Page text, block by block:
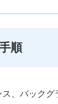
順
、バック